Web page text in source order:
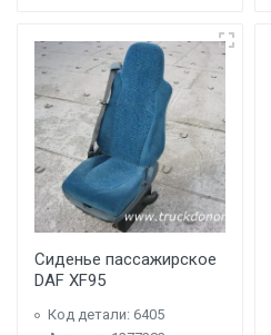
Сиденье пассажирское
DAF XF95
Код детали: 6405